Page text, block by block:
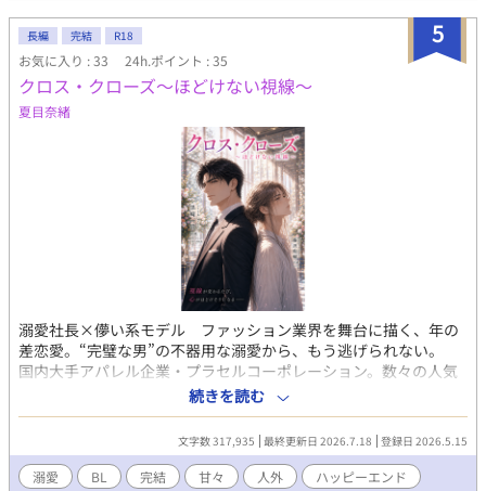
方的に懐かれるが、だんだん気になる存在になっていき……。 ★
いじめっ子を見返すために整形までした僕が本当に言いたかった
こと。★ 子供の頃、太っていることをネタに虐められていた麻留
は、志貴を見返す為にダイエットに励み、それだけでは足りず大
学生になる頃には整形イケメンとして有名になっていた。志貴と
同じ大学へ進学し初対面を装い友達になる。ある日、志貴から思
いもよらぬ過去の話をされ、麻留は自分の本当の気持ちに気付
く。 ★ 淡い微熱とあの日の雨音★ 七瀬双葉が寮で同室になった
のは、最も嫌いな同級生である伊勢屋羽琉だった。 しかし、ひょ
んなことから体の関係を持ち、なし崩しにセックスに溺れる毎
日。 心惹かれる双葉だが、羽琉には過去に忘れられない人がいる
と知ってしまう。 ★身代わりになれない恋の結末★ 最愛の兄を亡
くしたレオンに両親がプレゼントしたのは、兄そっくりに作られ
たヒューマノイドだった。 「レオンの望むフィリックスに作り上
げて欲しい」 そう言われ、2人きりの生活が始まる。 どんどん理
想の兄になっていくフィリックスに淡い恋心を抱くレオン。しか
し自分の犯した過ちに気付き、フィリックスのデータを全て削除
するよう頼んだ。 ★夏が二人を溶かすまで★ 都会に引っ越してし
まった1つ年上の蓮は、夏休みにだけ地元に帰ってくる。千紘は子
供の頃から蓮に恋心を抱いているが、決して告白はしないと心に
決めていた。けれどシャワーを浴びながら自慰をしているのがバ
レてしまい、その勢いで蓮に抱かれる。 「俺ら、相性いいじゃ
ん」 意識が飛ぶまで抱き潰され、蓮の帰省中ひたすらセックスに
5
長編 完結 R18
お気に入り : 33 24h.ポイント : 35
クロス・クローズ～ほどけない視線～
夏目奈緒
溺愛社長×儚い系モデル ファッション業界を舞台に描く、年の
差恋愛。“完璧な男”の不器用な溺愛から、もう逃げられない。
国内大手アパレル企業・プラセルコーポレーション。数々の人気
ブランドを抱えるその会社で、広告モデルとして活躍する藤沢修
輔（23）は、社長である黒崎一貴（46）から長年想いを寄せられ
ていた。華やかな世界の中心に立ち、人を惹きつけてやまない一
貴。優しく、スマートで、誰にでも距離を縮めていく。だからこ
そ修輔は、その想いを簡単に信じることができない。こんな人
続きを読む
文字数 317,935 最終更新日 2026.7.18 登録日 2026.5.15
溺愛 BL 完結 甘々 人外
ハッピーエンド